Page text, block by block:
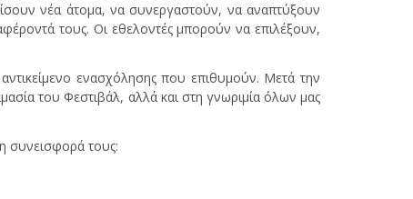
νέα άτομα, να συνεργαστούν, να αναπτύξουν
τους. Οι εθελοντές μπορούν να επιλέξουν,
ενασχόλησης που επιθυμούν. Μετά την
του Φεστιβάλ, αλλά και στη γνωριμία όλων μας
συνεισφορά τους: